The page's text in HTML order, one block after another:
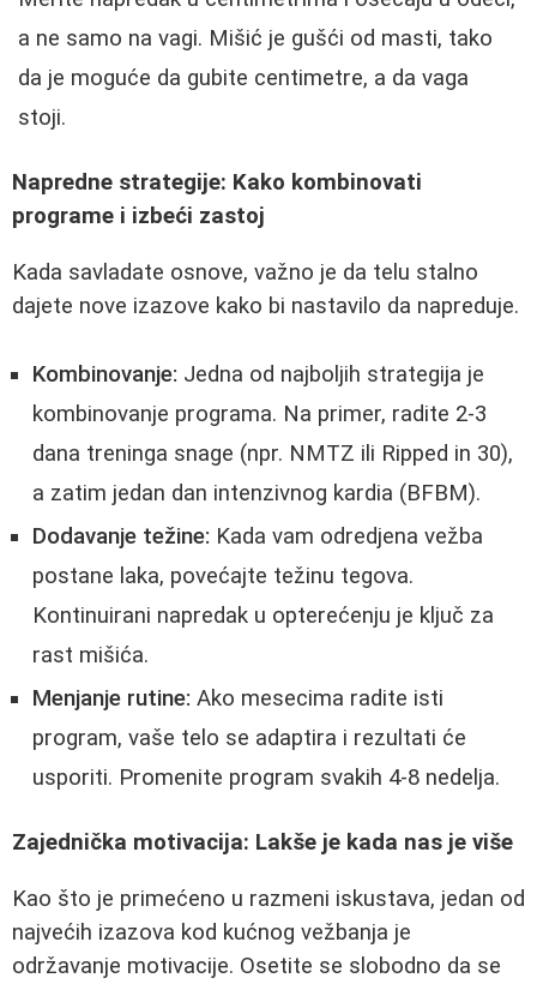
a ne samo na vagi. Mišić je gušći od masti, tako
da je moguće da gubite centimetre, a da vaga
stoji.
Napredne strategije: Kako kombinovati
programe i izbeći zastoj
Kada savladate osnove, važno je da telu stalno
dajete nove izazove kako bi nastavilo da napreduje.
Kombinovanje: Jedna od najboljih strategija je
kombinovanje programa. Na primer, radite 2-3
dana treninga snage (npr. NMTZ ili Ripped in 30),
a zatim jedan dan intenzivnog kardia (BFBM).
Dodavanje težine: Kada vam odredjena vežba
postane laka, povećajte težinu tegova.
Kontinuirani napredak u opterećenju je ključ za
rast mišića.
Menjanje rutine: Ako mesecima radite isti
program, vaše telo se adaptira i rezultati će
usporiti. Promenite program svakih 4-8 nedelja.
Zajednička motivacija: Lakše je kada nas je više
Kao što je primećeno u razmeni iskustava, jedan od
najvećih izazova kod kućnog vežbanja je
održavanje motivacije. Osetite se slobodno da se